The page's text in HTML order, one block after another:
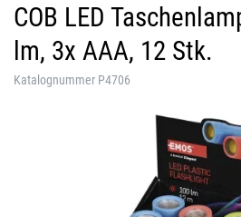
COB LED
lm, 3x AAA, 12 Stk.
Katalognummer P4706